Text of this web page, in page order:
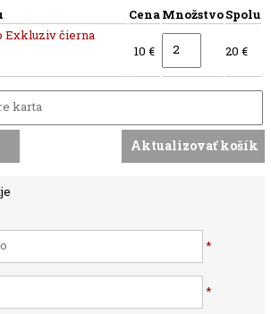
CenaMnožstvoSpolu
Exkluziv čierna
10 € 20 €
*
*